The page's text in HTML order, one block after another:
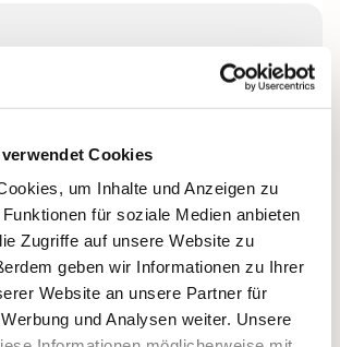
Cookies
um Inhalte und Anzeigen zu
für soziale Medien anbieten
Zugriffe auf unsere Website zu
geben wir Informationen zu Ihrer
Website an unsere Partner für
und Analysen weiter. Unsere
Januar 2027, 16:00 -
Petruskirche
Würzbach